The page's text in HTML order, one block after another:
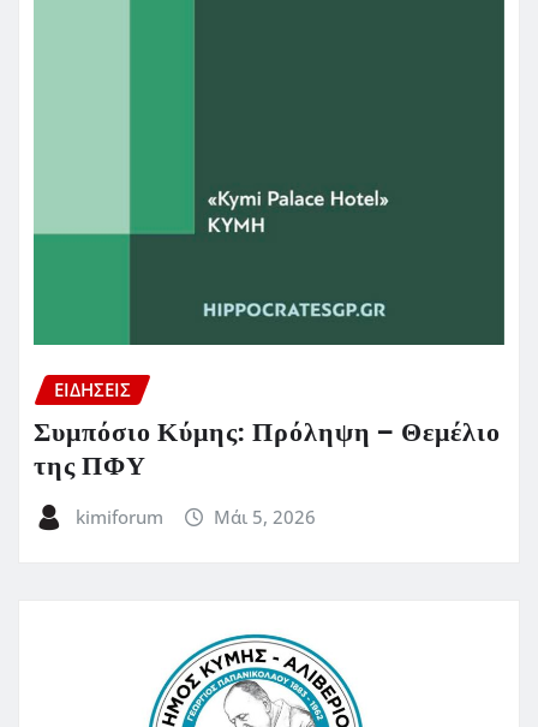
ΕΙΔΗΣΕΙΣ
Συμπόσιο Κύμης: Πρόληψη – Θεμέλιο
της ΠΦΥ
kimiforum Μάι 5, 2026